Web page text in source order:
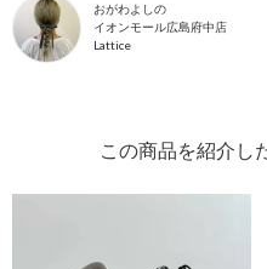
おがわよしの
イオンモール広島府中店
Lattice
この商品を紹介し